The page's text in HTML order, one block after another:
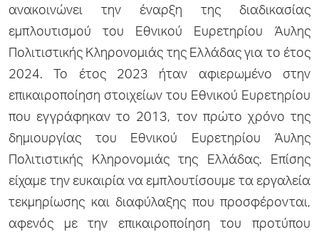
ανακοινώνει την έναρξη της διαδικασίας
εμπλουτισμού του Εθνικού Ευρετηρίου Άυλης
Πολιτιστικής Κληρονομιάς της Ελλάδας για το έτος
2024. Το έτος 2023 ήταν αφιερωμένο στην
επικαιροποίηση στοιχείων του Εθνικού Ευρετηρίου
που εγγράφηκαν το 2013, τον πρώτο χρόνο της
δημιουργίας του Εθνικού Ευρετηρίου Άυλης
Πολιτιστικής Κληρονομιάς της Ελλάδας. Επίσης
είχαμε την ευκαιρία να εμπλουτίσουμε τα εργαλεία
τεκμηρίωσης και διαφύλαξης που προσφέρονται,
αφενός με την επικαιροποίηση του προτύπου